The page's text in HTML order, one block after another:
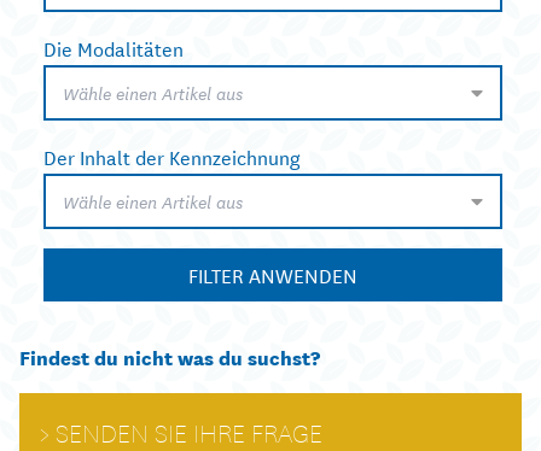
Die Modalitäten
Wähle einen Artikel aus
Der Inhalt der Kennzeichnung
Wähle einen Artikel aus
FILTER ANWENDEN
Findest du nicht was du suchst?
SENDEN SIE IHRE FRAGE